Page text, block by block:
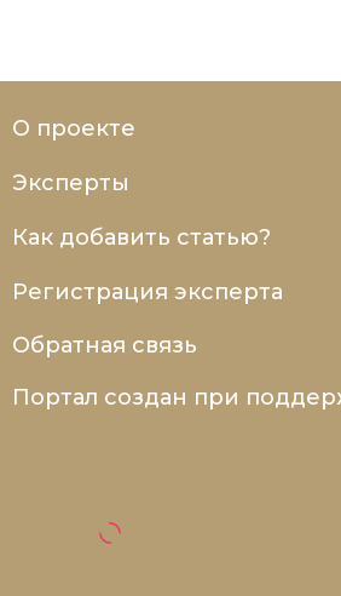
О проекте
Эксперты
Как добавить статью?
Регистрация эксперта
Обратная связь
Портал создан при